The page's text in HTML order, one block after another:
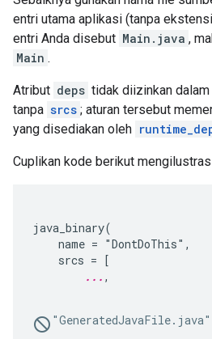
entri utama aplikasi (tanpa
entri Anda disebut Main.java ,
Main .
Atribut deps tidak diizinkan dalam
tanpa srcs ; aturan tersebut
yang disediakan oleh
Cuplikan kode berikut
java_binary(
    name = "DontDoThis",
    srcs = [
... ,
"GeneratedJavaFile.java"